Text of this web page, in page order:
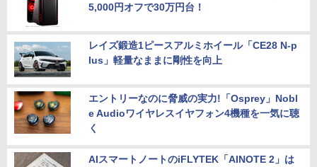
5,000円オフで30万円台！
レイズ鍛造1ピースアルミホイール「CE28 N-p
lus」軽量なままに剛性を向上
エントリーなのに脅威の実力!「Osprey」Nobl
e Audioワイヤレスイヤフォン4機種を一気に聴
く
AIスマートノートのiFLYTEK「AINOTE 2」は